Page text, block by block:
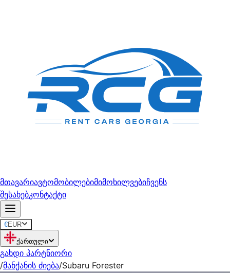
მთავარიავტომობილებიმიმოხილვებიჩვენს
შესახებკონტაქტი
€EUR
ქართული
გახდი პარტნიორი
/მანქანის ძიება/Subaru Forester